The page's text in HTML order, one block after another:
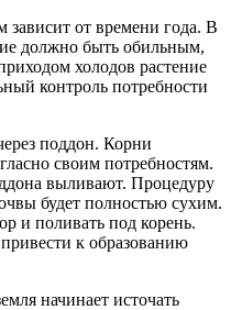
зависит от времени года. В
должно быть обильным,
холодов растение
контроль потребности
поддон. Корни
своим потребностям.
выливают. Процедуру
будет полностью сухим.
и поливать под корень.
к образованию
начинает источать